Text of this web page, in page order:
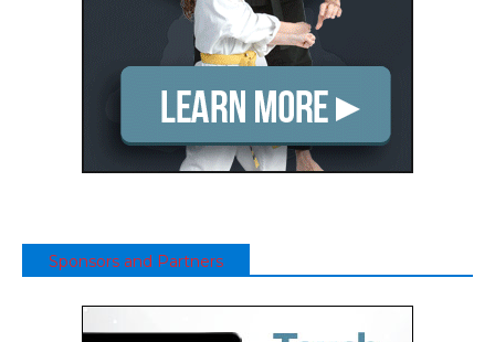
Sponsors and Partners